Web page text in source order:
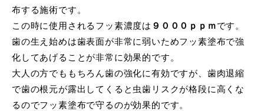
布する施術です。
この時に使用されるフッ素濃度は ９０００ｐｐｍです。
歯の生え始めは歯表面が非常に弱いためフッ素塗布で強
化してあげることが非常に効果的です。
大人の方でももちろん歯の強化に有効ですが、歯肉退縮
で歯の根元が露出してくると虫歯リスクが格段に高くな
るのでフッ素塗布で守るのが効果的です。